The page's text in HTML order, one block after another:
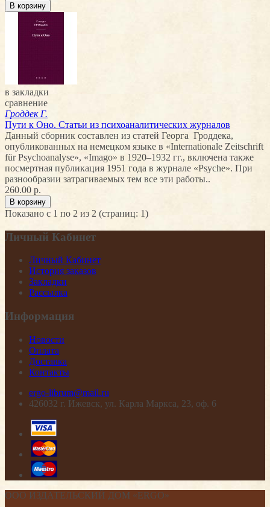
в закладки
сравнение
Гроддек Г.
Пути к Оно. Статьи из психоаналитических журналов
Данный сборник составлен из статей Георга Гроддека,
опубликованных на немецком языке в «Internationale Zeitschrift
für Psychoanalyse», «Imago» в 1920–1932 гг., включена также
посмертная публикация 1951 года в журнале «Psyche». При
разнообразии затрагиваемых тем все эти работы..
260.00 р.
Показано с 1 по 2 из 2 (страниц: 1)
Личный Кабинет
Личный Кабинет
История заказов
Закладки
Рассылка
Информация
Новости
Оплата
Доставка
Контакты
ergo-librum@mail.ru
426032 г. Ижевск, ул. Карла Маркса, 23, оф. 6
ООО ИЗДАТЕЛЬСКИЙ ДОМ «ERGO»